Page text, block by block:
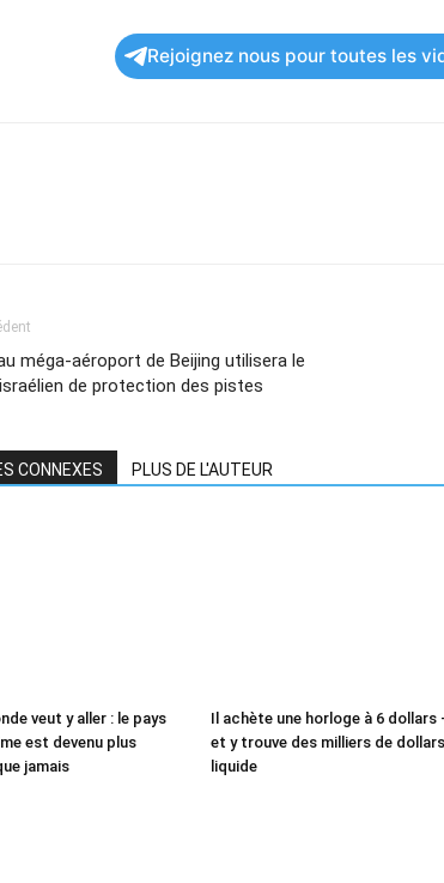
Rejoignez nous pour toutes les
méga-aéroport de Beijing utilisera le
de protection des pistes
CONNEXES PLUS DE L'AUTEUR
veut y aller : le pays
est devenu plus
jamais
Il achète une horloge à 6 dollars
et y trouve des milliers de
liquide